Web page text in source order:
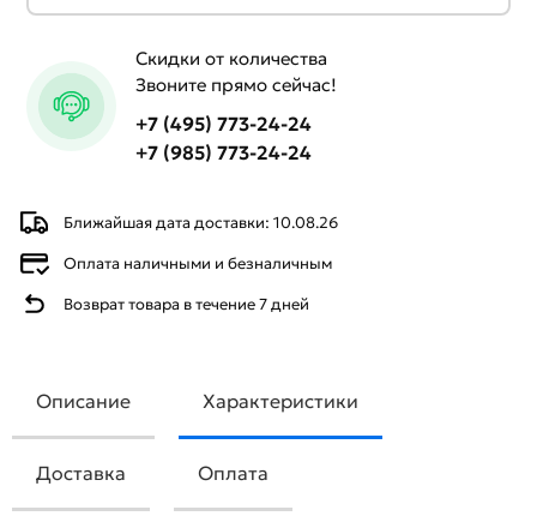
Ближайшая дата доставки: 10.08.26
Оплата наличными и безналичным
Возврат товара в течение 7 дней
Скидки от количества
Звоните прямо сейчас!
+7 (495) 773-24-24
+7 (985) 773-24-24
Описание Характеристики
Доставка Оплата